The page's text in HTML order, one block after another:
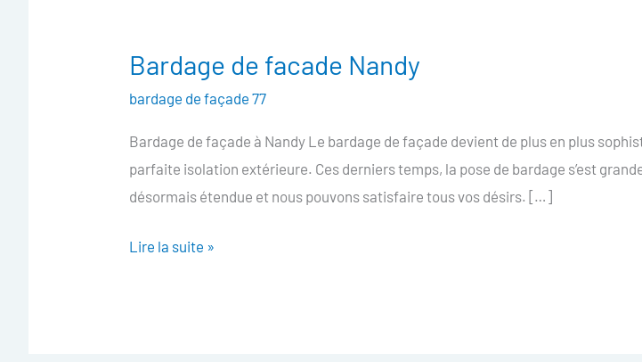
Bardage de facade Nandy
bardage de façade 77
Bardage de façade à Nandy Le bardage de façade devient de plus en plus
parfaite isolation extérieure. Ces derniers temps, la pose de bardage s’est
désormais étendue et nous pouvons satisfaire tous vos désirs. […]
Bardage
Nandy
Lire la suite »